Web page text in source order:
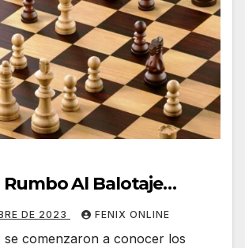
Rumbo Al Balotaje…
DE 2023 FENIX ONLINE
se comenzaron a conocer los